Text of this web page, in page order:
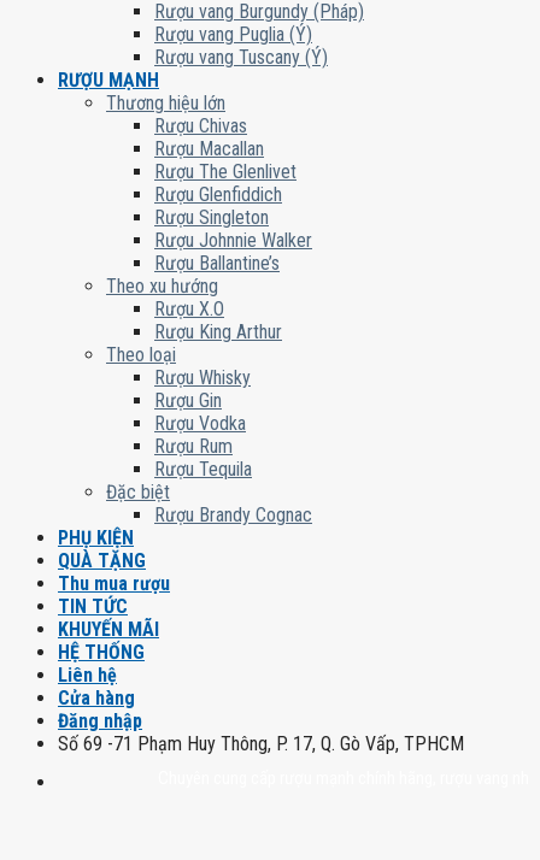
Rượu vang Burgundy (Pháp)
Rượu vang Puglia (Ý)
Rượu vang Tuscany (Ý)
RƯỢU MẠNH
Thương hiệu lớn
Rượu Chivas
Rượu Macallan
Rượu The Glenlivet
Rượu Glenfiddich
Rượu Singleton
Rượu Johnnie Walker
Rượu Ballantine’s
Theo xu hướng
Rượu X.O
Rượu King Arthur
Theo loại
Rượu Whisky
Rượu Gin
Rượu Vodka
Rượu Rum
Rượu Tequila
Đặc biệt
Rượu Brandy Cognac
PHỤ KIỆN
QUÀ TẶNG
Thu mua rượu
TIN TỨC
KHUYẾN MÃI
HỆ THỐNG
Liên hệ
Cửa hàng
Đăng nhập
Số 69 -71 Phạm Huy Thông, P. 17, Q. Gò Vấp, TPHCM